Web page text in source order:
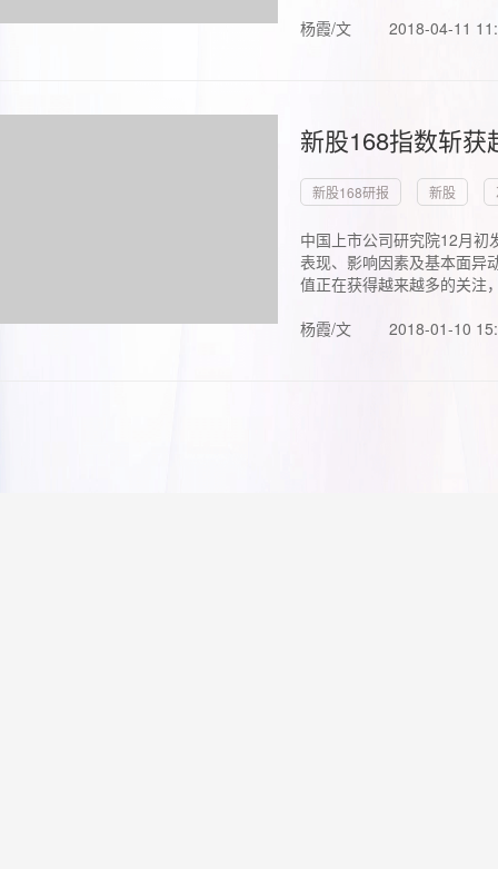
杨霞/文
2018-04-11
新股168指数斩
新股168研报 新股
中国上市公司研究院12月初
表现、影响因素及基本面异
值正在获得越来越多的关注
杨霞/文
2018-01-10